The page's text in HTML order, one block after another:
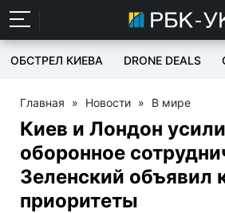
ОБСТРЕЛ КИЕВА DRONE DEALS
Главная » Новости » В мире
Киев и Лондон
оборонное
Зеленский объявил
приоритеты